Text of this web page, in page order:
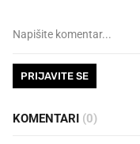
PRIJAVITE SE
KOMENTARI (0)